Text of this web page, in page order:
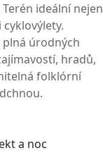
ideální nejen
úrodných
hradů,
folklórní
a noc